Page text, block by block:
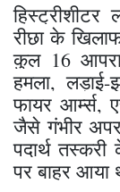
रीछा के
कुल 16
हमला, लड़ाई-
फायर आर्म्स,
जैसे गंभीर
पदार्थ
पर बाहर आया